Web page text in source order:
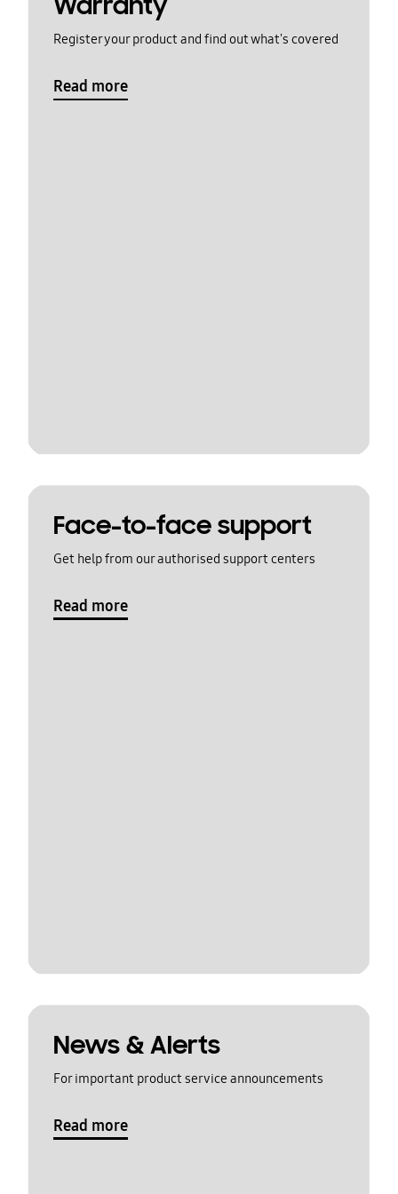
Register your product and find out what's covered
Read more
Face-to-face support
Get help from our authorised support centers
Read more
News & Alerts
For important product service announcements
Read more